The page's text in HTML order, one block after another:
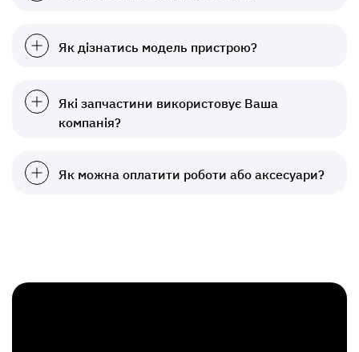
Як дізнатись модель пристрою?
Які запчастини використовує Ваша
компанія?
Як можна оплатити роботи або аксесуари?